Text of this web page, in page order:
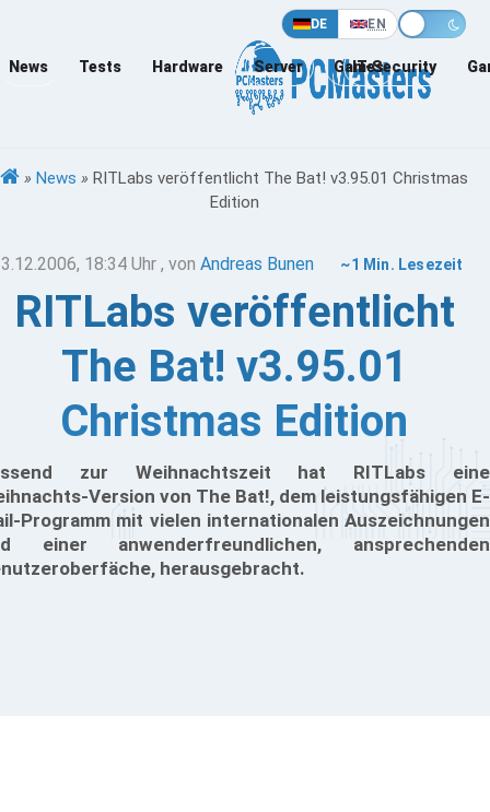
DE EN
News Tests Hardware Server Games
IT-Security
» News » RITLabs veröffentlicht The Bat! v3.95.01 Christmas
Edition
18:34 Uhr , vonAndreas Bunen ~1 Min. Lesezeit
RITLabs veröffentlicht
The Bat! v3.95.01
Christmas Edition
zur Weihnachtszeit hat RITLabs eine
Version von The Bat!, dem leistungsfähigen E-
Programm mit vielen internationalen Auszeichnungen
einer anwenderfreundlichen, ansprechenden
herausgebracht.